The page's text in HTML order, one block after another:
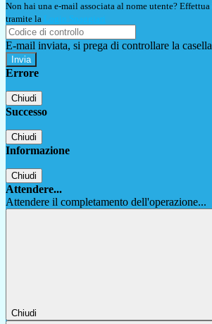
Non hai una e-mail associata al nome utente?
tramite la Login Spaggiari
E-mail inviata, si prega di controllare la
Errore
Chiudi
Successo
Chiudi
Informazione
Chiudi
Attendere...
Attendere il completamento dell'operazione...
Chiudi